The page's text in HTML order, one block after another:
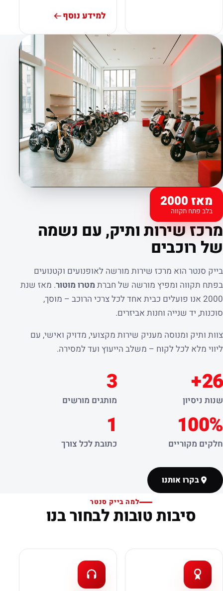
למידע נוסף
מאז 2000
בלב פתח תקווה
קצת עלינו
מרכז שירות ותיק, עם נשמה
של רוכבים
בייק סנטר הוא מרכז שירות מורשה לאופנועים וקטנועים
בפתח תקווה ומפיץ מורשה של חברת מטרו מוטור. מאז שנת
2000 אנו פועלים כבית אחד לכל צרכי הרוכב – מוסך,
סוכנות, יד שנייה וחנות אביזרים.
צוות ותיק ומנוסה מעניק שירות מקצועי, מדויק ואישי, עם
ליווי מלא לכל לקוח – משלב הייעוץ ועד למסירה.
26+
שנות ניסיון
3
מותגים מורשים
100%
חלקים מקוריים
1
כתובת לכל צורך
בקרו אותנו
למה בייק סנטר
סיבות טובות לבחור בנו